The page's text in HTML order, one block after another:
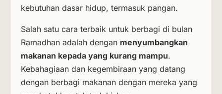
kebutuhan dasar hidup, termasuk pangan.
Salah satu cara terbaik untuk berbagi di bulan
Ramadhan adalah dengan menyumbangkan
makanan kepada yang kurang mampu.
Kebahagiaan dan kegembiraan yang datang
dengan berbagi makanan dengan mereka yang